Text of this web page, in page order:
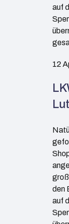
auf
12
den
auf